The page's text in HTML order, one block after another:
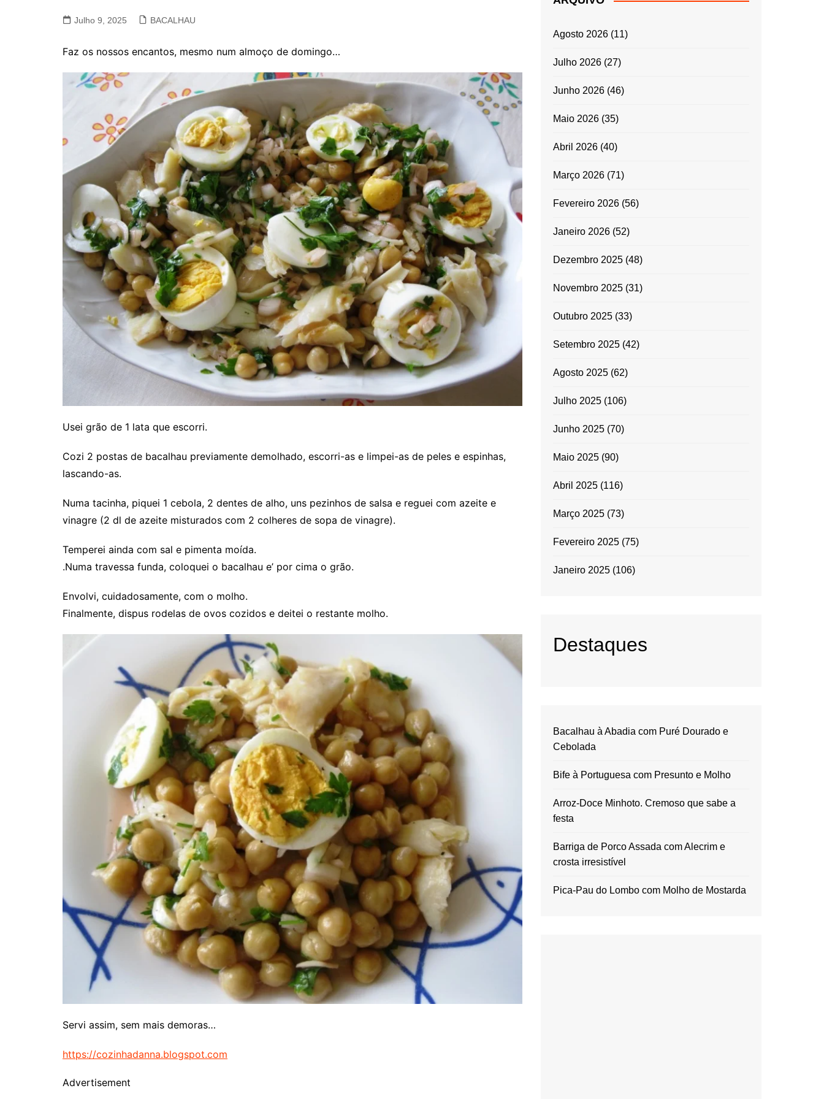
VACA, VITELA, NOVILHO
ENTRADAS E
GRATINADOS
MASSAS
TEMPEROS
MICRO-ONDAS
PORTUGUESA
Julho 9, 2025 BACALHAU
Faz os nossos encantos, mesmo num almoço de domingo…
Usei grão de 1 lata que escorri.
Cozi 2 postas de bacalhau previamente demolhado, escorri-as e limpei-as de peles e espinhas,
lascando-as.
Numa tacinha, piquei 1 cebola, 2 dentes de alho, uns pezinhos de salsa e reguei com azeite e
vinagre (2 dl de azeite misturados com 2 colheres de sopa de vinagre).
Temperei ainda com sal e pimenta moída.
.Numa travessa funda, coloquei o bacalhau e’ por cima o grão.
Envolvi, cuidadosamente, com o molho.
Finalmente, dispus rodelas de ovos cozidos e deitei o restante molho.
Servi assim, sem mais demoras…
https://cozinhadanna.blogspot.com
Advertisement
Agosto 2026 (11)
Julho 2026 (27)
Junho 2026 (46)
Maio 2026 (35)
Abril 2026 (40)
Março 2026 (71)
Fevereiro 2026 (56)
Janeiro 2026 (52)
Dezembro 2025 (48)
Novembro 2025 (31)
Outubro 2025 (33)
Setembro 2025 (42)
Agosto 2025 (62)
Julho 2025 (106)
Junho 2025 (70)
Maio 2025 (90)
Abril 2025 (116)
Março 2025 (73)
Fevereiro 2025 (75)
Janeiro 2025 (106)
Destaques
Bacalhau à Abadia com Puré Dourado e
Cebolada
Bife à Portuguesa com Presunto e Molho
Arroz-Doce Minhoto. Cremoso que sabe a
festa
Barriga de Porco Assada com Alecrim e
crosta irresistível
Pica-Pau do Lombo com Molho de Mostarda